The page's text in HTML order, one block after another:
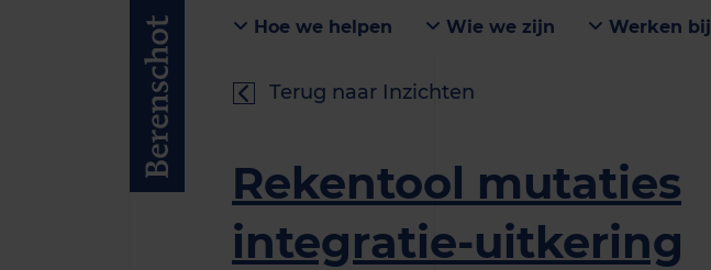
Hoe we helpen Wie we zijn Werken bij
Terug naar Inzichten
Rekentool mutaties
integratie-uitkering